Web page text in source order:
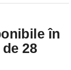
în
28